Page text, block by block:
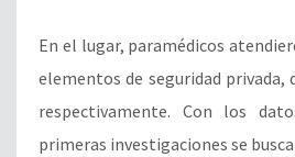
En el lugar, paramédicos
elementos de seguridad privada,
respectivamente. Con los
primeras investigaciones se